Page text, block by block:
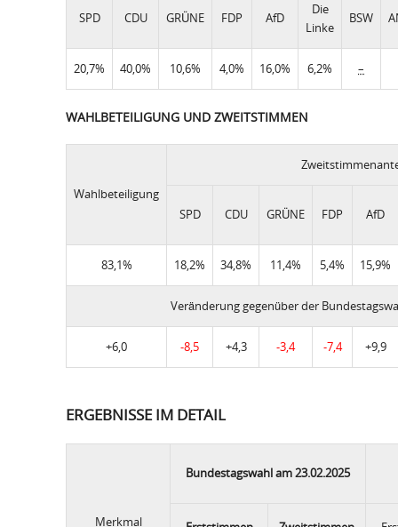
SPD CDU GRÜNE FDP AfD
Die
Linke
BSW
20,7% 40,0% 10,6% 4,0% 16,0% 6,2% –
WAHLBETEILIGUNG UND ZWEITSTIMMEN
Wahlbeteiligung
SPD CDU GRÜNE FDP AfD
83,1% 18,2% 34,8% 11,4% 5,4% 15,9%
Veränderung gegenüber der
+6,0 -8,5 +4,3 -3,4 -7,4 +9,9
ERGEBNISSE IM DETAIL
Merkmal
Bundestagswahl am 23.02.2025